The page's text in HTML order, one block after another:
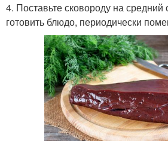
4. Поставьте сковороду на
готовить блюдо, периодически